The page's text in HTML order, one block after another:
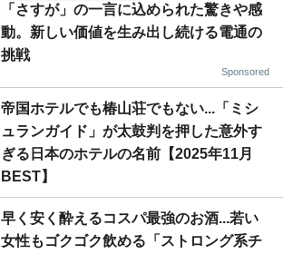
「さすが」の一言に込められた驚きや感
動。新しい価値を生み出し続ける電通の
挑戦
Sponsored
帝国ホテルでも椿山荘でもない...「ミシ
ュランガイド」が太鼓判を押した意外す
ぎる日本のホテルの名前【2025年11月
BEST】
早く安く酔えるコスパ最強のお酒...若い
女性もゴクゴク飲める「ストロング系チ